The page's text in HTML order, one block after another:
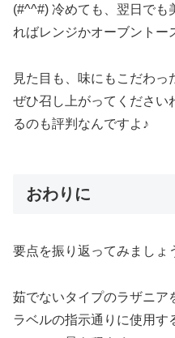
(#^^#) 冷めても、翌日でも
ればレンジかオーブントー
見た目も、味にもこだわ
ぜひ召し上がってください
るのも評判なんですよ♪
おわりに
要点を振り返ってみましょ
茹でないタイプのラザニア
ラベルの指示通りに使用す